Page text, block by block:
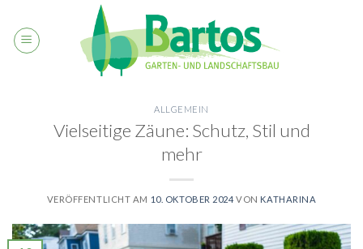
content
ALLGEMEIN
Vielseitige Zäune: Schutz, Stil und
mehr
VERÖFFENTLICHT AM 10. OKTOBER 2024 VON KATHARINA